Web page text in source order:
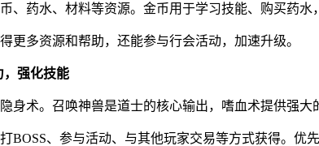
、药水、材料等资源。金币用于学习技能、购买药水
更多资源和帮助，还能参与行会活动，加速升级。
，强化技能
身术。召唤神兽是道士的核心输出，嗜血术提供强大
BOSS、参与活动、与其他玩家交易等方式获得。优